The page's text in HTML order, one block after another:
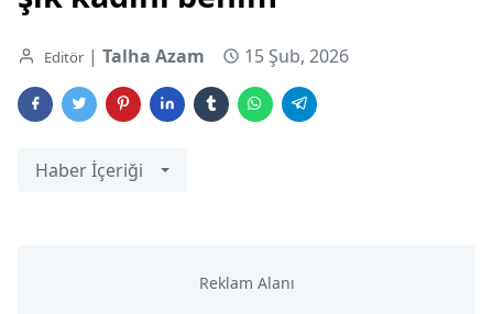
Editör | Talha Azam 15 Şub, 2026
Haber İçeriği